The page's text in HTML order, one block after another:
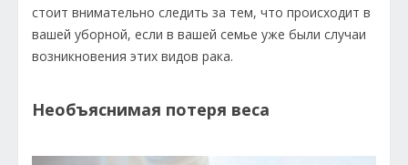
стоит внимательно следить за тем, что происходит в
вашей уборной, если в вашей семье уже были случаи
возникновения этих видов рака.
Необъяснимая потеря веса